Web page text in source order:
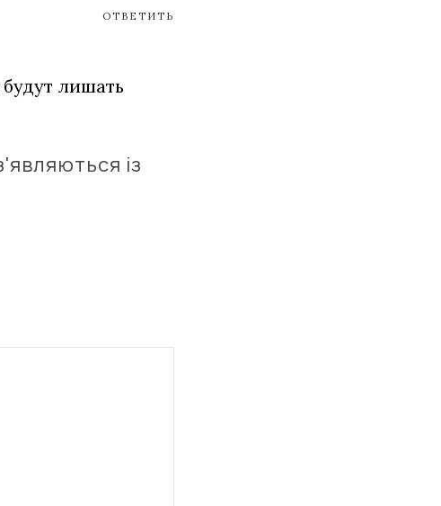
ОТВЕТИТЬ
будут лишать
із